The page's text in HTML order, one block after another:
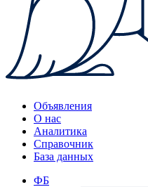
Объявления
О нас
Аналитика
Справочник
База данных
ФБ